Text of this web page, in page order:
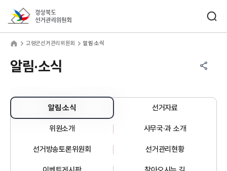
고령군선거관리위원회 알림·소식
알림·소식
알림·소식 선거자료
위원소개 사무국·과 소개
선거방송토론위원회 선거관리현황